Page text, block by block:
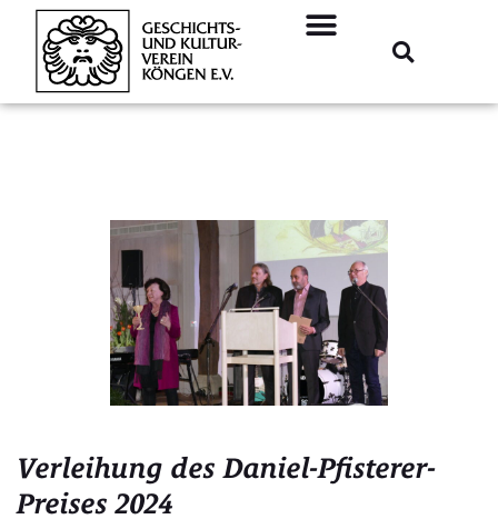
Verleihung des Daniel-Pfisterer-
Preises 2024